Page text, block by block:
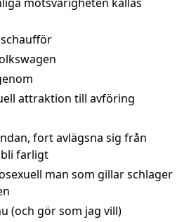
attraktion till avföring
fort avlägsna sig från
farligt
man som gillar schlager
(och gör som jag vill)